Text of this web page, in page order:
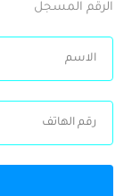
الرقم المسجل